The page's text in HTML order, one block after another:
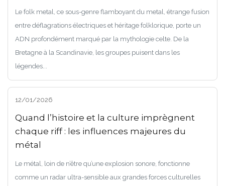
Le folk metal, ce sous-genre flamboyant du metal, étrange fusion
entre déflagrations électriques et héritage folklorique, porte un
ADN profondément marqué par la mythologie celte. De la
Bretagne à la Scandinavie, les groupes puisent dans les
légendes...
12/01/2026
Quand l’histoire et la culture imprègnent
chaque riff : les influences majeures du
métal
Le métal, loin de n’être qu’une explosion sonore, fonctionne
comme un radar ultra-sensible aux grandes forces culturelles